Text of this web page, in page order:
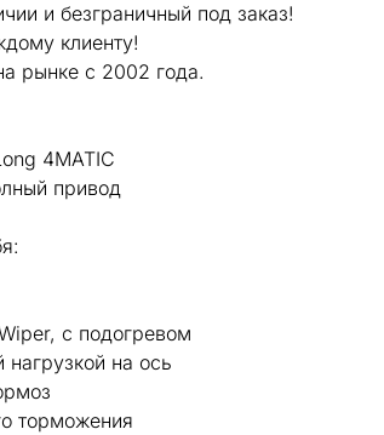
и безграничный под заказ!
клиенту!
рынке с 2002 года.
4MATIC
привод
с подогревом
на ось
торможения